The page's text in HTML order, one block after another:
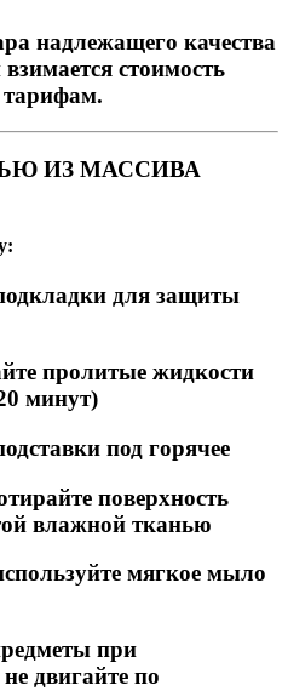
надлежащего качества
стоимость
тарифам.
ИЗ МАССИВА
для защиты
пролитые жидкости
минут)
под горячее
поверхность
влажной тканью
мягкое мыло
при
двигайте по